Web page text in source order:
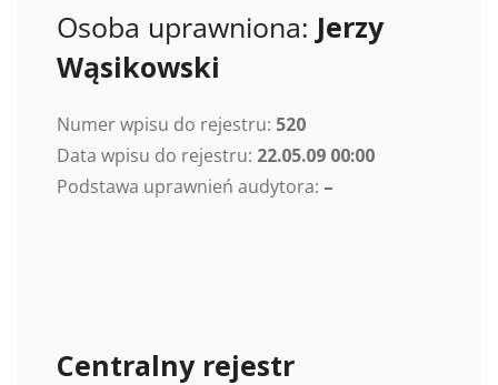
Osoba uprawniona: Jerzy
Wąsikowski
Numer wpisu do rejestru: 520
Data wpisu do rejestru: 22.05.09 00:00
Podstawa uprawnień audytora: –
Centralny rejestr